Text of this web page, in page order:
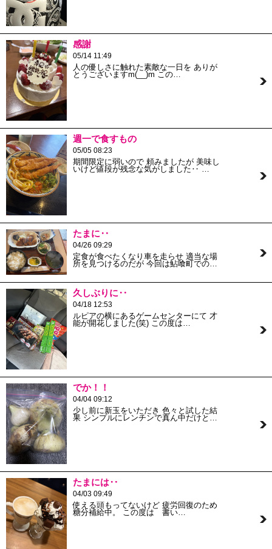
感謝
05/14 11:49
人の優しさに触れた素敵な一日を ありが
とうございますm(__)m この…
週一で食すもの
05/05 08:23
期間限定に弱いので 頼みましたが 美味し
いけど値段が残念な気がしました‥ …
たまに‥
04/26 09:29
定食が食べたくなり車を走らせ 適当な場
所を見つけるのだが 今回は鮎喰町での…
久しぶりに‥
04/18 12:53
ルピアの横にあるゲームセンターにて 才
能が開花しました(笑) この度は…
でか！！
04/04 09:12
少し前に新玉をいただき 色々と試した結
果 シンプルにレンチンで真ん中だけと…
たまには‥
04/03 09:49
使える頭もってないけど 疲労回復のため
糖分補給中。 この度は 書い…